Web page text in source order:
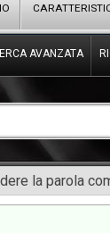
AVANZATA
la parola